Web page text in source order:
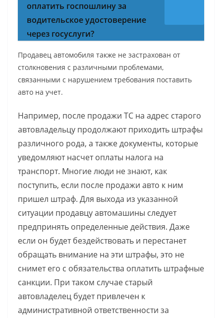
оплатить госпошлину за
водительское удостоверение
через госуслуги?
Продавец автомобиля также не застрахован от
столкновения с различными проблемами,
связанными с нарушением требования поставить
авто на учет.
Например, после продажи ТС на адрес старого
автовладельцу продолжают приходить штрафы
различного рода, а также документы, которые
уведомляют насчет оплаты налога на
транспорт. Многие люди не знают, как
поступить, если после продажи авто к ним
пришел штраф. Для выхода из указанной
ситуации продавцу автомашины следует
предпринять определенные действия. Даже
если он будет бездействовать и перестанет
обращать внимание на эти штрафы, это не
снимет его с обязательства оплатить штрафные
санкции. При таком случае старый
автовладелец будет привлечен к
административной ответственности за